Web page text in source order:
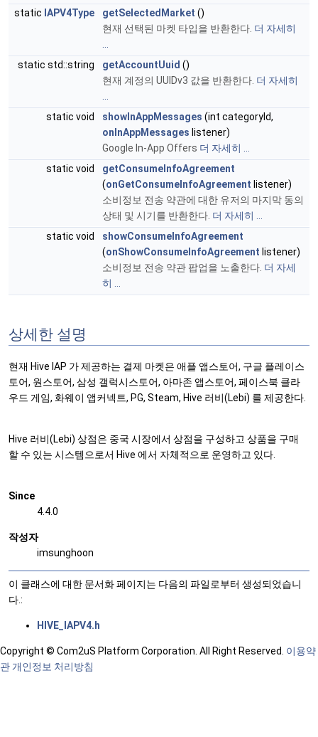
static IAPV4Type getSelectedMarket ()
현재 선택된 마켓 타입을 반환한다. 더 자세히
static std::string
getAccountUuid ()
현재 계정의 UUIDv3 값을 반환한다. 더 자세히
static void
showInAppMessages (int categoryId,
onInAppMessages listener)
Google In-App Offers 더 자세히 ...
static void
getConsumeInfoAgreement
(onGetConsumeInfoAgreement listener)
소비정보 전송 약관에 대한 유저의 마지막 동의
상태 및 시기를 반환한다. 더 자세히 ...
static void
showConsumeInfoAgreement
(onShowConsumeInfoAgreement listener)
소비정보 전송 약관 팝업을 노출한다. 더 자세
히 ...
상세한 설명
현재 Hive IAP 가 제공하는 결제 마켓은 애플 앱스토어, 구글 플레이스
토어, 원스토어, 삼성 갤럭시스토어, 아마존 앱스토어, 페이스북 클라
우드 게임, 화웨이 앱커넥트, PG, Steam, Hive 러비(Lebi) 를 제공한다.
Hive 러비(Lebi) 상점은 중국 시장에서 상점을 구성하고 상품을 구매
할 수 있는 시스템으로서 Hive 에서 자체적으로 운영하고 있다.
Since
4.4.0
작성자
imsunghoon
이 클래스에 대한 문서화 페이지는 다음의 파일로부터 생성되었습니
다.:
HIVE_IAPV4.h
Copyright © Com2uS Platform Corporation. All Right Reserved. 이용약
관 개인정보 처리방침